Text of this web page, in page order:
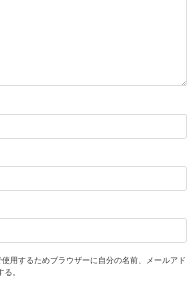
用するためブラウザーに自分の名前、メールアド
。